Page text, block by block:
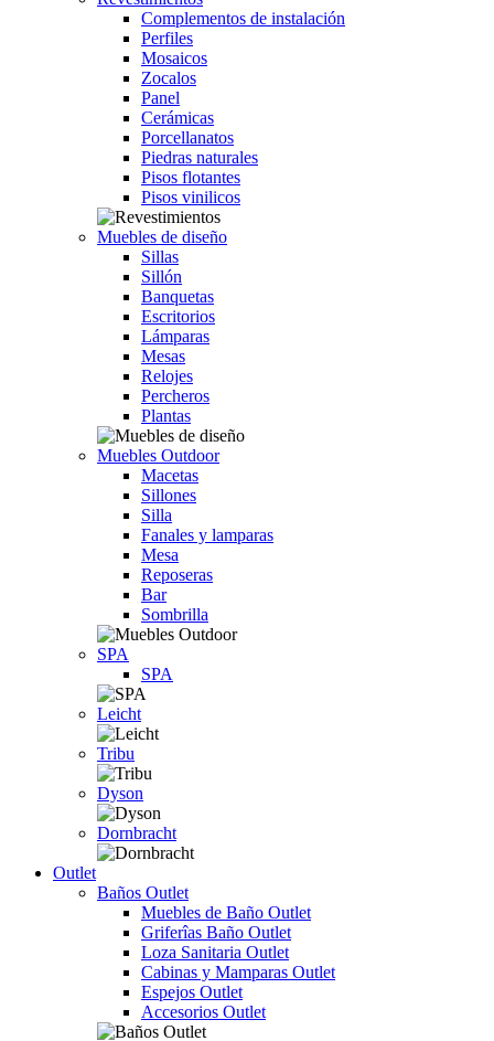
Complementos de instalación
Perfiles
Mosaicos
Zocalos
Panel
Cerámicas
Porcellanatos
Piedras naturales
Pisos flotantes
Pisos vinilicos
Muebles de diseño
Sillas
Sillón
Banquetas
Escritorios
Lámparas
Mesas
Relojes
Percheros
Plantas
Muebles Outdoor
Macetas
Sillones
Silla
Fanales y lamparas
Mesa
Reposeras
Bar
Sombrilla
SPA
SPA
Leicht
Tribu
Dyson
Dornbracht
Outlet
Baños Outlet
Muebles de Baño Outlet
Griferîas Baño Outlet
Loza Sanitaria Outlet
Cabinas y Mamparas Outlet
Espejos Outlet
Accesorios Outlet